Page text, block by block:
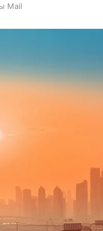
Mail